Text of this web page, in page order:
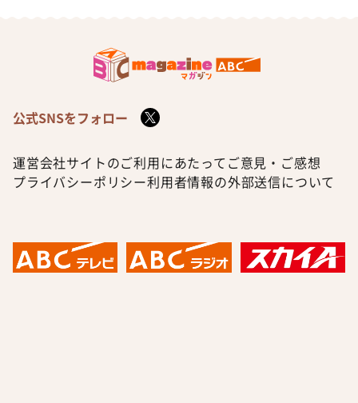
公式SNSをフォロー
運営会社サイトのご利用にあたって ご意見・ご感想
プライバシーポリシー利用者情報の外部送信について